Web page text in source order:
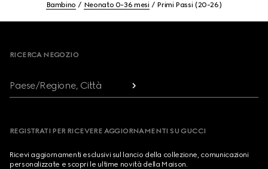
Bambino Neonato 0-36 mesi Primi Passi (20-26)
RICERCA NEGOZIO
Paese/Regione, Città
REGISTRATI PER RICEVERE AGGIORNAMENTI SU GUCCI
Ricevi aggiornamenti esclusivi sul lancio della collezione, comunicazioni
personalizzate e scopri le ultime novità della Maison.